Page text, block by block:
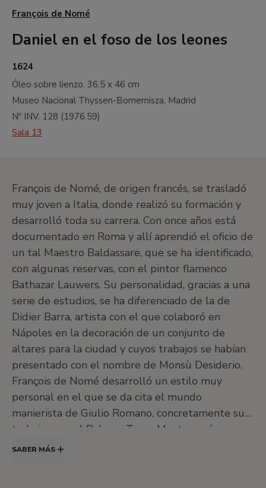
François de Nomé
Daniel en el foso de los leones
1624
Óleo sobre lienzo. 36,5 x 46 cm
Museo Nacional Thyssen-Bornemisza, Madrid
Nº INV. 128 (1976.59)
Sala 13
François de Nomé, de origen francés, se trasladó
muy joven a Italia, donde realizó su formación y
desarrolló toda su carrera. Con once años está
documentado en Roma y allí aprendió el oficio de
un tal Maestro Baldassare, que se ha identificado,
con algunas reservas, con el pintor flamenco
Bathazar Lauwers. Su personalidad, gracias a una
serie de estudios, se ha diferenciado de la de
Didier Barra, artista con el que colaboró en
Nápoles en la decoración de un conjunto de
altares para la ciudad y cuyos trabajos se habían
presentado con el nombre de Monsù Desiderio.
François de Nomé desarrolló un estilo muy
personal en el que se da cita el mundo
manierista de Giulio Romano, concretamente su
trabajo para el Palazzo Te en Mantua, así como
aspectos de los paisajes de Paul Bril y notas más
SABER MÁS